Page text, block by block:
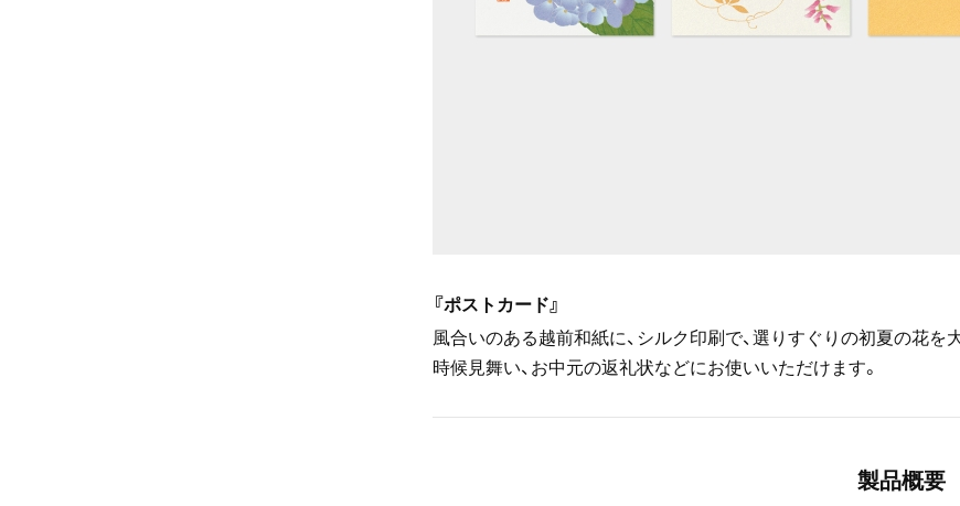
『ポストカード』
風合いのある越前和紙に、シルク印刷で、選りすぐりの初夏の花
時候見舞い、お中元の返礼状などにお使いいただけます。
製品概要